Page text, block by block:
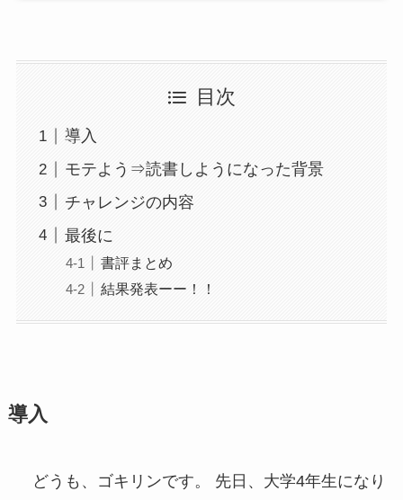
目次
導入
モテよう⇒読書しようになった背景
チャレンジの内容
最後に
書評まとめ
結果発表ーー！！
導入
どうも、ゴキリンです。 先日、大学4年生になり